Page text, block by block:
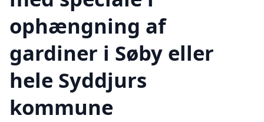
ophængning af
gardiner i Søby eller
hele Syddjurs
kommune